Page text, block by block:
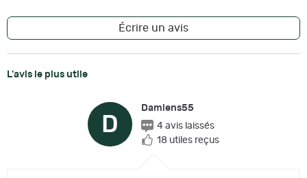
Écrire un avis
L'avis le plus utile
D
Damiens55
4 avis laissés
18 utiles reçus